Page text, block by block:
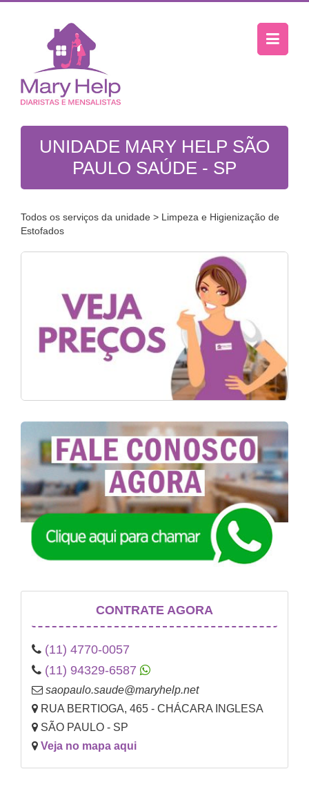
UNIDADE MARY HELP SÃO
PAULO SAÚDE - SP
Todos os serviços da unidade > Limpeza e Higienização de
Estofados
CONTRATE AGORA
(11) 4770-0057
(11) 94329-6587
saopaulo.saude@maryhelp.net
RUA BERTIOGA, 465 - CHÁCARA INGLESA
SÃO PAULO - SP
Veja no mapa aqui